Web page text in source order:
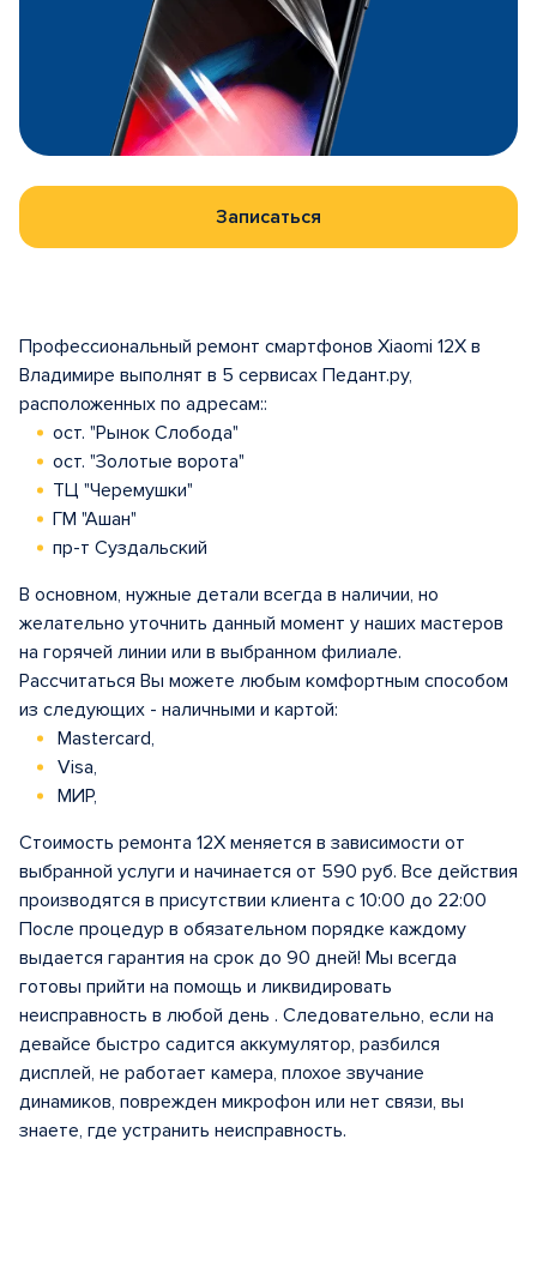
Записаться
Профессиональный ремонт смартфонов Xiaomi 12X в
Владимире выполнят в 5 сервисах Педант.ру,
расположенных по адресам::
ост. "Рынок Слобода"
ост. "Золотые ворота"
ТЦ "Черемушки"
ГМ "Ашан"
пр-т Суздальский
В основном, нужные детали всегда в наличии, но
желательно уточнить данный момент у наших мастеров
на горячей линии или в выбранном филиале.
Рассчитаться Вы можете любым комфортным способом
из следующих - наличными и картой:
Mastercard,
Visa,
МИР,
Стоимость ремонта 12X меняется в зависимости от
выбранной услуги и начинается от 590 руб. Все действия
производятся в присутствии клиента с 10:00 до 22:00
После процедур в обязательном порядке каждому
выдается гарантия на срок до 90 дней! Мы всегда
готовы прийти на помощь и ликвидировать
неисправность в любой день . Следовательно, если на
девайсе быстро садится аккумулятор, разбился
дисплей, не работает камера, плохое звучание
динамиков, поврежден микрофон или нет связи, вы
знаете, где устранить неисправность.